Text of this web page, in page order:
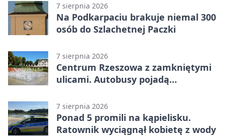
7 sierpnia 2026
Na Podkarpaciu brakuje niemal 300
osób do Szlachetnej Paczki
7 sierpnia 2026
Centrum Rzeszowa z zamkniętymi
ulicami. Autobusy pojadą
7 sierpnia 2026
Ponad 5 promili na kąpielisku.
Ratownik wyciągnął kobietę z wody